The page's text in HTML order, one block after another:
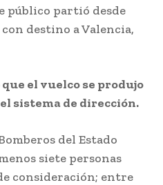
público partió desde
destino a Valencia,
el vuelco se produjo
sistema de dirección.
del Estado
siete personas
consideración; entre